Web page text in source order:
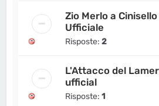
Zio Merlo a
Ufficiale
Risposte:2
L'Attacco del
ufficial
Risposte:1